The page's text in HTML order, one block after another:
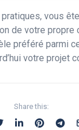
vous
de votre propre
préféré parmi
votre projet
Share this: